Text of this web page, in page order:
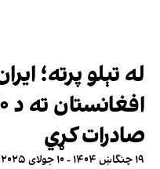
له تېلو پرته؛
صادرات کړي
۱۹ چنگاښ ۱۴۰۴ - ۱۰ جولای ۲۰۲۵، ۰۶:۴۵ GMT+۱